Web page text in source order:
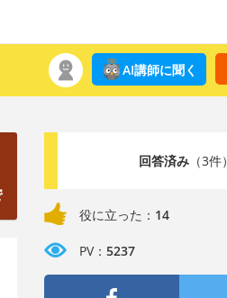
AI講師に聞く
回答済み（3件）
役に立った： 14
PV： 5237